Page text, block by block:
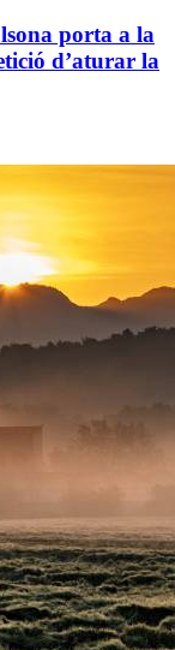
porta a la
d’aturar la